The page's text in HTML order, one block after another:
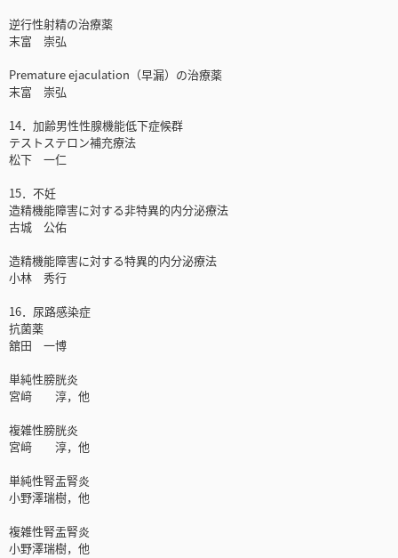
逆行性射精の治療薬
末富 崇弘
Premature ejaculation（早漏）の治療薬
末富 崇弘
14．加齢男性性腺機能低下症候群
テストステロン補充療法
松下 一仁
15．不妊
造精機能障害に対する非特異的内分泌療法
古城 公佑
造精機能障害に対する特異的内分泌療法
小林 秀行
16．尿路感染症
抗菌薬
舘田 一博
単純性膀胱炎
宮﨑 淳，他
複雑性膀胱炎
宮﨑 淳，他
単純性腎盂腎炎
小野澤瑞樹，他
複雑性腎盂腎炎
小野澤瑞樹，他